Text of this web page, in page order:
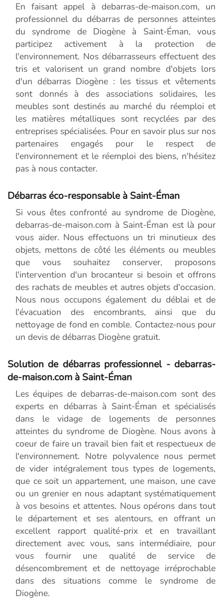
En faisant appel à debarras-de-maison.com, un
professionnel du débarras de personnes atteintes
du syndrome de Diogène à Saint-Éman, vous
participez activement à la protection de
l'environnement. Nos débarrasseurs effectuent des
tris et valorisent un grand nombre d'objets lors
d'un débarras Diogène : les tissus et vêtements
sont donnés à des associations solidaires, les
meubles sont destinés au marché du réemploi et
les matières métalliques sont recyclées par des
entreprises spécialisées. Pour en savoir plus sur nos
partenaires engagés pour le respect de
l'environnement et le réemploi des biens, n'hésitez
pas à nous contacter.
Débarras éco-responsable à Saint-Éman
Si vous êtes confronté au syndrome de Diogène,
debarras-de-maison.com à Saint-Éman est là pour
vous aider. Nous effectuons un tri minutieux des
objets, mettons de côté les éléments ou meubles
que vous souhaitez conserver, proposons
l'intervention d'un brocanteur si besoin et offrons
des rachats de meubles et autres objets d'occasion.
Nous nous occupons également du déblai et de
l'évacuation des encombrants, ainsi que du
nettoyage de fond en comble. Contactez-nous pour
un devis de débarras Diogène gratuit.
Solution de débarras professionnel - debarras-
de-maison.com à Saint-Éman
Les équipes de debarras-de-maison.com sont des
experts en débarras à Saint-Éman et spécialisés
dans le vidage de logements de personnes
atteintes du syndrome de Diogène. Nous avons à
coeur de faire un travail bien fait et respectueux de
l'environnement. Notre polyvalence nous permet
de vider intégralement tous types de logements,
que ce soit un appartement, une maison, une cave
ou un grenier en nous adaptant systématiquement
à vos besoins et attentes. Nous opérons dans tout
le département et ses alentours, en offrant un
excellent rapport qualité-prix et en travaillant
directement avec vous, sans intermédiaire, pour
vous fournir une qualité de service de
désencombrement et de nettoyage irréprochable
dans des situations comme le syndrome de
Diogène.